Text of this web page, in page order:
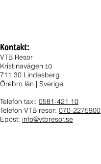
Kontakt:
VTB Resor
Kristinavägen 10
711 30 Lindesberg
Örebro län | Sverige
Telefon taxi: 0581-421 10
Telefon VTB resor: 070-2275900
Epost: info@vtbresor.se